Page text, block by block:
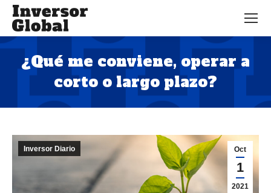
¿Qué me conviene, operar a
corto o largo plazo?
Estás aquí:
Oct
1
2021
Inversor Diario